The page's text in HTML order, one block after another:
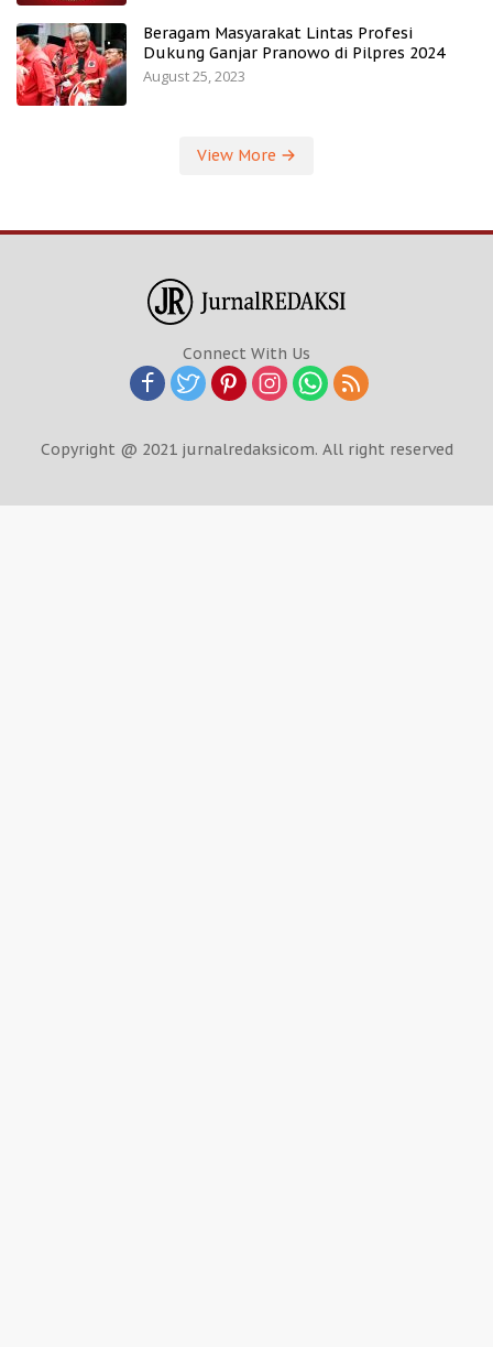
Beragam Masyarakat Lintas Profesi
Dukung Ganjar Pranowo di Pilpres 2024
August 25, 2023
View More
Connect With Us
Copyright @ 2021 jurnalredaksicom. All right reserved